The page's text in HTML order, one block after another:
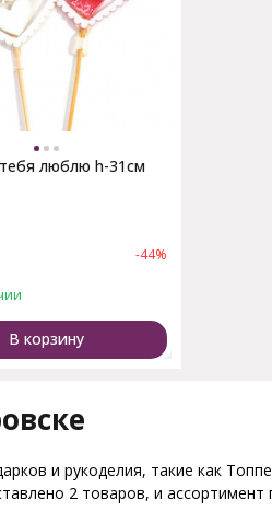
люблю h-31см
-44%
В корзину
и рукоделия, такие как
2 товаров, и